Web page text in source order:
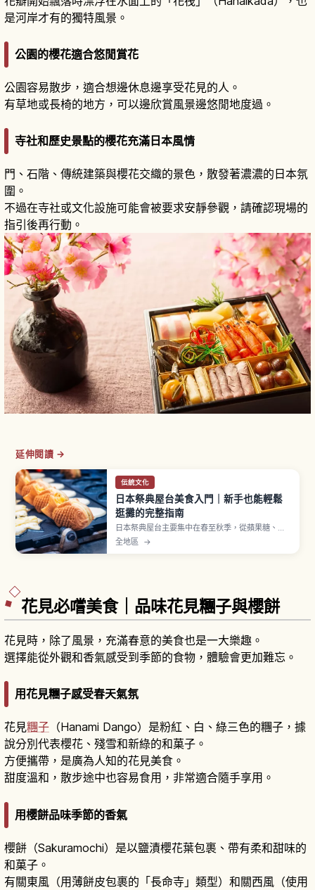
是河岸才有的獨特風景。
公園的櫻花適合悠閒賞花
公園容易散步，適合想邊休息邊享受花見的人。
有草地或長椅的地方，可以邊欣賞風景邊悠閒地度過。
寺社和歷史景點的櫻花充滿日本風情
門、石階、傳統建築與櫻花交織的景色，散發著濃濃的日本氛
圍。
不過在寺社或文化設施可能會被要求安靜參觀，請確認現場的
指引後再行動。
延伸閱讀 →
伝統文化
日本祭典屋台美食入門｜新手也能輕鬆
逛攤的完整指南
日本祭典屋台主要集中在春至秋季，從蘋果糖、日
式炒麵、雞蛋糕球、刨冰到章魚燒等經典美食一字
全地區 →
花見必嚐美食｜品味花見糰子與櫻餅
花見時，除了風景，充滿春意的美食也是一大樂趣。
選擇能從外觀和香氣感受到季節的食物，體驗會更加難忘。
用花見糰子感受春天氣氛
花見糰子 （Hanami Dango）是粉紅、白、綠三色的糰子，據
說分別代表櫻花、殘雪和新綠的和菓子。
方便攜帶，是廣為人知的花見美食。
甜度溫和，散步途中也容易食用，非常適合隨手享用。
用櫻餅品味季節的香氣
櫻餅（Sakuramochi）是以鹽漬櫻花葉包裹、帶有柔和甜味的
和菓子。
有關東風（用薄餅皮包裹的「長命寺」類型）和關西風（使用